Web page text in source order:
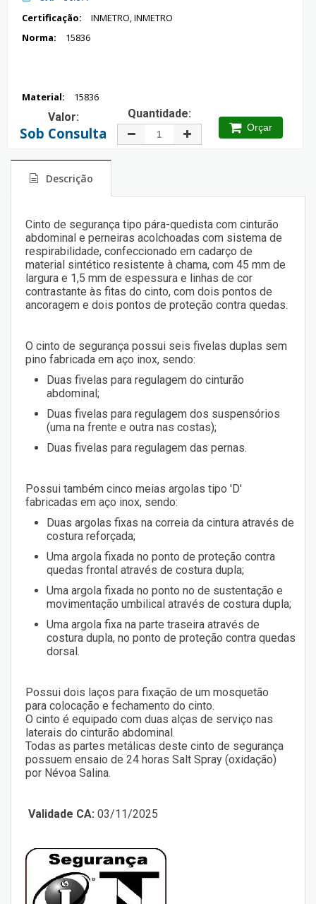
Certificação:
INMETRO, INMETRO
Norma:
15836
Material: 15836
Valor:
Sob Consulta
Quantidade:
Orçar
Descrição
Cinto de segurança tipo pára-quedista com cinturão
abdominal e perneiras acolchoadas com sistema de
respirabilidade, confeccionado em cadarço de
material sintético resistente à chama, com 45 mm de
largura e 1,5 mm de espessura e linhas de cor
contrastante às fitas do cinto, com dois pontos de
ancoragem e dois pontos de proteção contra quedas.
O cinto de segurança possui seis fivelas duplas sem
pino fabricada em aço inox, sendo:
Duas fivelas para regulagem do cinturão
abdominal;
Duas fivelas para regulagem dos suspensórios
(uma na frente e outra nas costas);
Duas fivelas para regulagem das pernas.
Possui também cinco meias argolas tipo 'D'
fabricadas em aço inox, sendo:
Duas argolas fixas na correia da cintura através de
costura reforçada;
Uma argola fixada no ponto de proteção contra
quedas frontal através de costura dupla;
Uma argola fixada no ponto no de sustentação e
movimentação umbilical através de costura dupla;
Uma argola fixa na parte traseira através de
costura dupla, no ponto de proteção contra quedas
dorsal.
Possui dois laços para fixação de um mosquetão
para colocação e fechamento do cinto.
O cinto é equipado com duas alças de serviço nas
laterais do cinturão abdominal.
Todas as partes metálicas deste cinto de segurança
possuem ensaio de 24 horas Salt Spray (oxidação)
por Névoa Salina.
Validade CA: 03/11/2025